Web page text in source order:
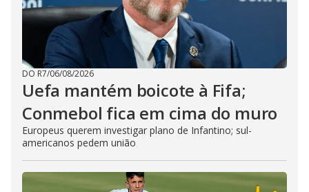
DO R7/06/08/2026
Uefa mantém boicote à Fifa;
Conmebol fica em cima do muro
Europeus querem investigar plano de Infantino; sul-
americanos pedem união